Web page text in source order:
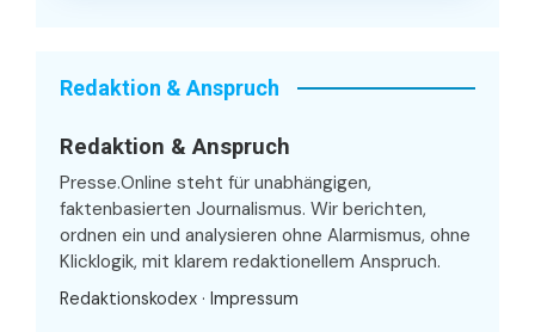
Redaktion & Anspruch
Redaktion & Anspruch
Presse.Online steht für unabhängigen,
faktenbasierten Journalismus. Wir berichten,
ordnen ein und analysieren ohne Alarmismus, ohne
Klicklogik, mit klarem redaktionellem Anspruch.
Redaktionskodex · Impressum